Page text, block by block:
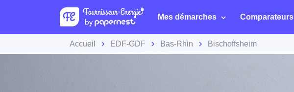
Mes démarches Comparateurs
Accueil EDF-GDF Bas-Rhin Bischoffsheim